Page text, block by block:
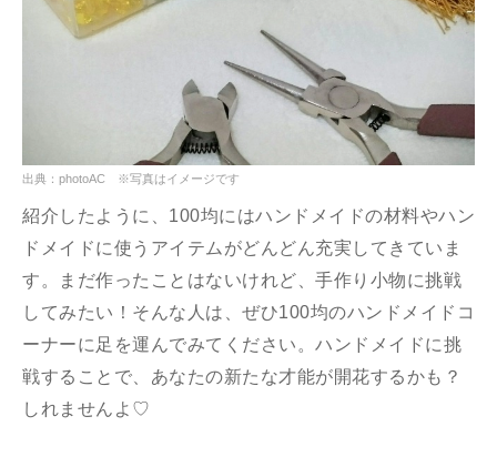
出典：photoAC ※写真はイメージです
紹介したように、100均にはハンドメイドの材料やハン
ドメイドに使うアイテムがどんどん充実してきていま
す。まだ作ったことはないけれど、手作り小物に挑戦
してみたい！そんな人は、ぜひ100均のハンドメイドコ
ーナーに足を運んでみてください。ハンドメイドに挑
戦することで、あなたの新たな才能が開花するかも？
しれませんよ♡